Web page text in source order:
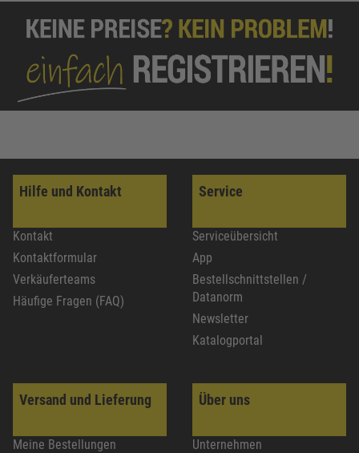
Hilfe und Kontakt
Kontakt
Kontaktformular
Verkäuferteams
Häufige Fragen (FAQ)
Service
Serviceübersicht
App
Bestellschnittstellen /
Datanorm
Newsletter
Katalogportal
Versand und Lieferung
Meine Bestellungen
Über uns
Unternehmen